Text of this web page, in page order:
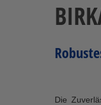
Die